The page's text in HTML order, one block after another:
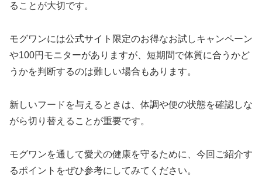
ることが大切です。
モグワンには公式サイト限定のお得なお試しキャンペーン
や100円モニターがありますが、短期間で体質に合うかど
うかを判断するのは難しい場合もあります。
新しいフードを与えるときは、体調や便の状態を確認しな
がら切り替えることが重要です。
モグワンを通して愛犬の健康を守るために、今回ご紹介す
るポイントをぜひ参考にしてみてください。